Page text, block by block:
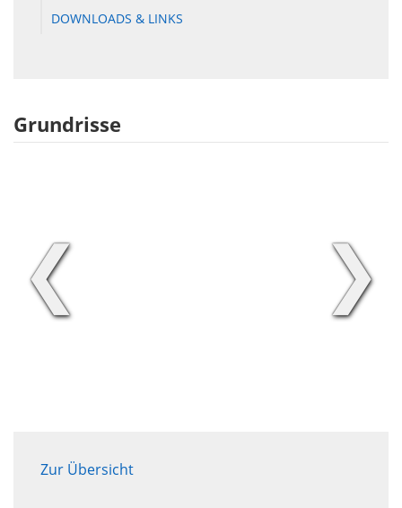
DOWNLOADS & LINKS
Grundrisse
❮ ❯
Zur Übersicht